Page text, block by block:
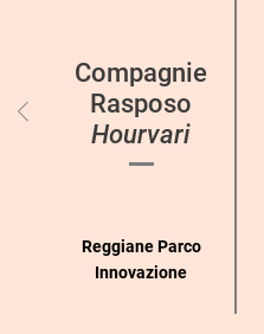
Compagnie
Rasposo
Hourvari
Reggiane Parco
Innovazione